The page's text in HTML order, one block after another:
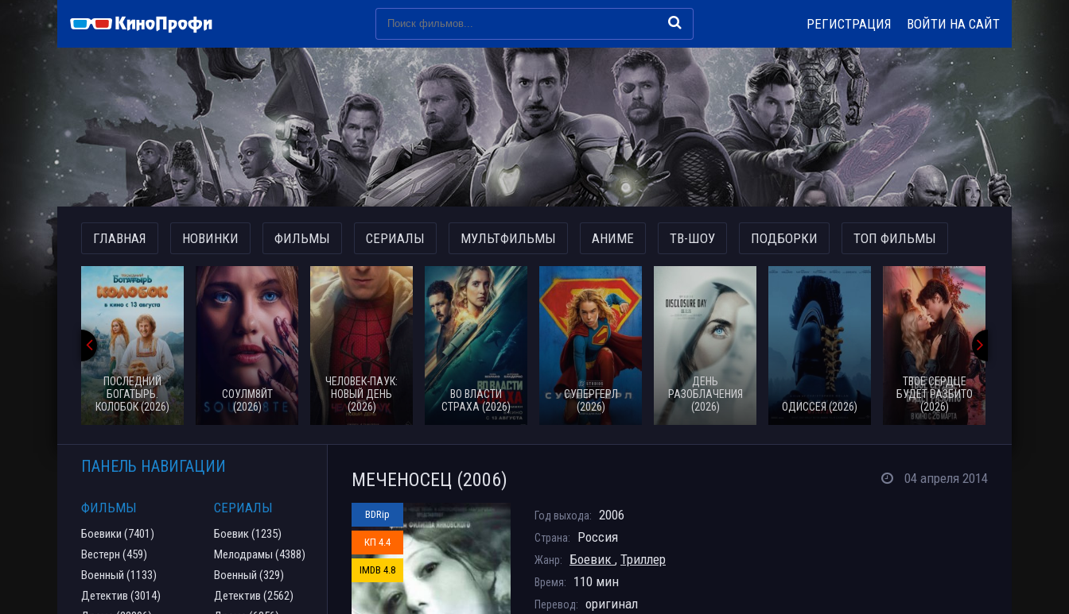
РЕГИСТРАЦИЯ ВОЙТИ НА САЙТ
ГЛАВНАЯ НОВИНКИ ФИЛЬМЫ СЕРИАЛЫ МУЛЬТФИЛЬМЫ АНИМЕ ТВ-ШОУ ПОДБОРКИ ТОП ФИЛЬМЫ
ПОСЛЕДНИЙ
БОГАТЫРЬ.
КОЛОБОК (2026)
СОУЛМ8ЙТ
(2026)
ЧЕЛОВЕК-ПАУК:
НОВЫЙ ДЕНЬ
(2026)
ВО ВЛАСТИ
СТРАХА (2026)
СУПЕРГЕРЛ
(2026)
ДЕНЬ
РАЗОБЛАЧЕНИЯ
(2026)
ОДИССЕЯ (2026)
ТВОЕ СЕРДЦЕ
БУДЕТ РАЗБИТО
(2026)
МЕЧЕНОСЕЦ (2006) 04 апреля 2014
BDRip
КП 4.4
IMDB 4.8
Год выхода: 2006
Страна: Россия
Жанр: Боевик , Триллер
Время: 110 мин
Перевод: оригинал
ПАНЕЛЬ НАВИГАЦИИ
ФИЛЬМЫ
Боевики (7401)
Вестерн (459)
Военный (1133)
Детектив (3014)
СЕРИАЛЫ
Боевик (1235)
Мелодрамы (4388)
Военный (329)
Детектив (2562)